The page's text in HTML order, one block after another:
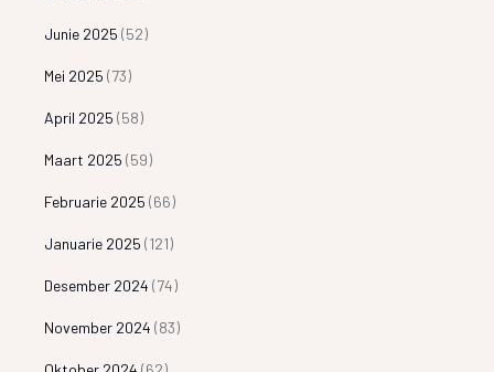
Junie 2025 (52)
Mei 2025 (73)
April 2025 (58)
Maart 2025 (59)
Februarie 2025 (66)
Januarie 2025 (121)
Desember 2024 (74)
November 2024 (83)